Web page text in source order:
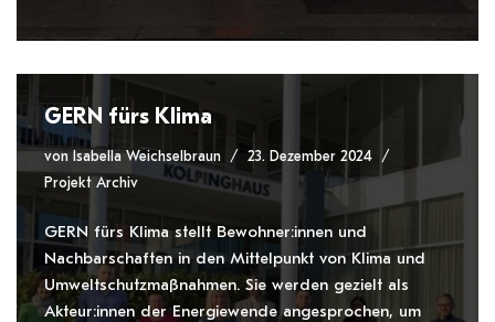
GERN fürs Klima
von Isabella Weichselbraun
23. Dezember 2024
Projekt Archiv
GERN fürs Klima stellt Bewohner:innen und
Nachbarschaften in den Mittelpunkt von Klima und
Umweltschutzmaßnahmen. Sie werden gezielt als
Akteur:innen der Energiewende angesprochen, um